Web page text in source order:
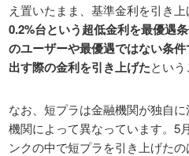
え置いたまま、基準金利を引き上
0.2%台という超低金利を最優遇
のユーザーや最優遇ではない条
出す際の金利を引き上げたという
なお、短プラは金融機関が独自
機関によって異なっています。5
ンクの中で短プラを引き上げた